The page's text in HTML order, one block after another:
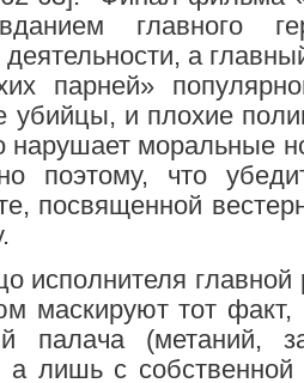
главного
а
парней»
убийцы, и плохие
нарушает моральные
поэтому, что
посвященной
исполнителя
маскируют тот
палача (метаний,
а лишь с собственной